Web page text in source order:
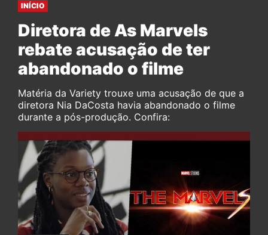
INÍCIO
Diretora de As Marvels
rebate acusação de ter
abandonado o filme
Matéria da Variety trouxe uma acusação de que a
diretora Nia DaCosta havia abandonado o filme
durante a pós-produção. Confira: